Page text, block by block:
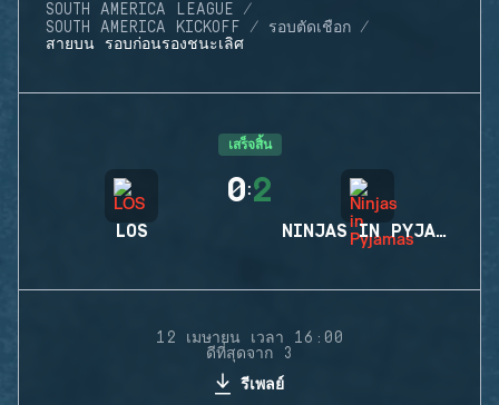
SOUTH AMERICA LEAGUE
SOUTH AMERICA KICKOFF
รอบตัดเชือก
สายบน รอบก่อนรองชนะเลิศ
เสร็จสิ้น
LOS
0:2
NINJAS IN PYJAMAS
12 เมษายน เวลา 16:00
ดีที่สุดจาก 3
รีเพลย์